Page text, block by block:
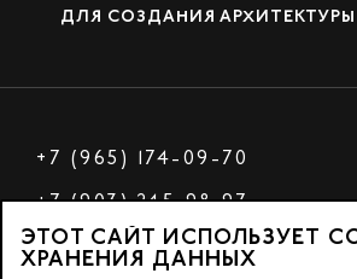
ДЛЯ СОЗДАНИЯ
+7 (965) 174-09-70
+7 (903) 245-98-97
РФ
ЭТОТ САЙТ ИСПОЛЬЗУЕТ
ХРАНЕНИЯ ДАННЫХ